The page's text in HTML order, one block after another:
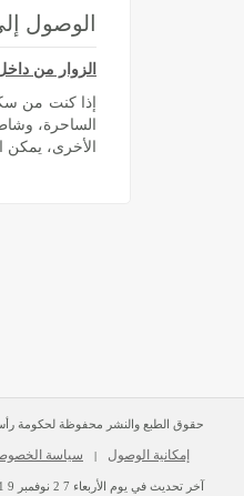
الوصول
الزوار من
إذا كنت من
الساحرة،
الأخرى،
حقوق الطبع والنشر محفوظة لحكومة رأس
إمكانية الوصول | سياسة
9 نوفمبر 2 7 الأربعاء آخر تحديث في يوم